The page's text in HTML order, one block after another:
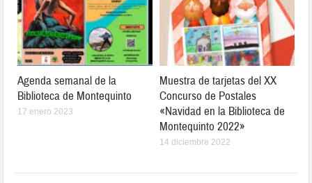
Agenda semanal de la
Biblioteca de Montequinto
17 enero 2023
Muestra de tarjetas del XX
Concurso de Postales
«Navidad en la Biblioteca de
Montequinto 2022»
14 diciembre 2022